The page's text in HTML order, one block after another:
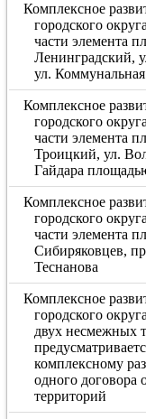
Комплексное
городского
части элемента
Ленинградский,
ул. Коммунальная
Комплексное
городского
части элемента
Троицкий, ул.
Гайдара
Комплексное
городского
части элемента
Сибиряковцев,
Теснанова
Комплексное
городского
двух несмежных
комплексному
одного договора
территорий